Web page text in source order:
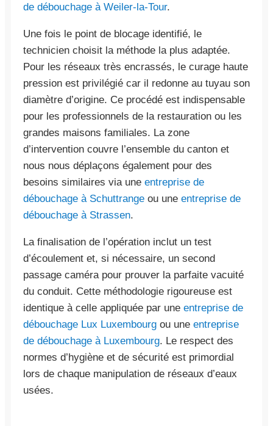
de débouchage à Weiler-la-Tour.
Une fois le point de blocage identifié, le
technicien choisit la méthode la plus adaptée.
Pour les réseaux très encrassés, le curage haute
pression est privilégié car il redonne au tuyau son
diamètre d’origine. Ce procédé est indispensable
pour les professionnels de la restauration ou les
grandes maisons familiales. La zone
d’intervention couvre l’ensemble du canton et
nous nous déplaçons également pour des
besoins similaires via une entreprise de
débouchage à Schuttrange ou une entreprise de
débouchage à Strassen.
La finalisation de l’opération inclut un test
d’écoulement et, si nécessaire, un second
passage caméra pour prouver la parfaite vacuité
du conduit. Cette méthodologie rigoureuse est
identique à celle appliquée par une entreprise de
débouchage Lux Luxembourg ou une entreprise
de débouchage à Luxembourg. Le respect des
normes d’hygiène et de sécurité est primordial
lors de chaque manipulation de réseaux d’eaux
usées.